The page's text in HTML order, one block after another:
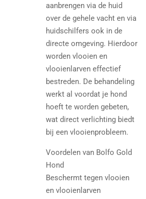
aanbrengen via de huid
over de gehele vacht en via
huidschilfers ook in de
directe omgeving. Hierdoor
worden vlooien en
vlooienlarven effectief
bestreden. De behandeling
werkt al voordat je hond
hoeft te worden gebeten,
wat direct verlichting biedt
bij een vlooienprobleem.
Voordelen van Bolfo Gold
Hond
Beschermt tegen vlooien
en vlooienlarven